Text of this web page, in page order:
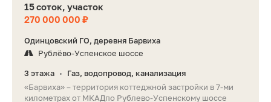
15 соток, участок
270 000 000 ₽
Одинцовский ГО, деревня Барвиха
Рублёво-Успенское шоссе
3 этажа •
Газ, водопровод, канализация
«Барвиха» – территория коттеджной застройки в 7-ми
километрах от МКАДпо Рублево-Успенскому шоссе